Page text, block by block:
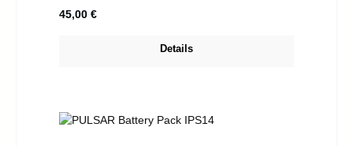
Regulärer Preis:
45,00 €
Details